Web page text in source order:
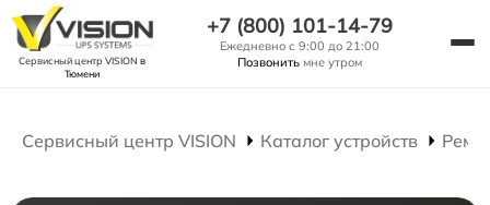
Сервисный центр VISION в
Тюмени
+7 (800) 101-14-79
Ежедневно с 9:00 до 21:00
Позвонить мне утром
Сервисный центр VISION Каталог устройств